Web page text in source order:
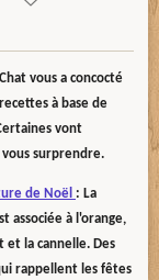
vous a concocté
à base de
vont
vous surprendre.
de Noël : La
associée à l'orange,
et la cannelle. Des
rappellent les fêtes